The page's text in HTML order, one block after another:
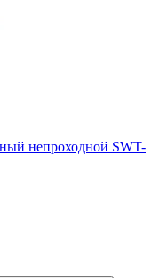
непроходной SWT-